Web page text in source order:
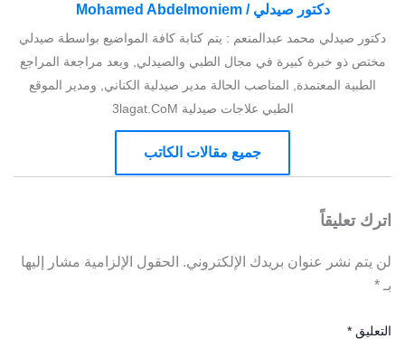
دكتور صيدلي / Mohamed Abdelmoniem
دكتور صيدلي محمد عبدالمنعم : يتم كتابة كافة المواضيع بواسطة صيدلي
مختص ذو خبرة كبيرة في مجال الطبي والصيدلي, وبعد مراجعة المراجع
الطبية المعتمدة, المناصب الحالة مدير صيدلية الكناني, ومدير الموقع
الطبي علاجات صيدلية 3lagat.CoM
جميع مقالات الكاتب
اترك تعليقاً
لن يتم نشر عنوان بريدك الإلكتروني. الحقول الإلزامية مشار إليها
بـ *
التعليق *